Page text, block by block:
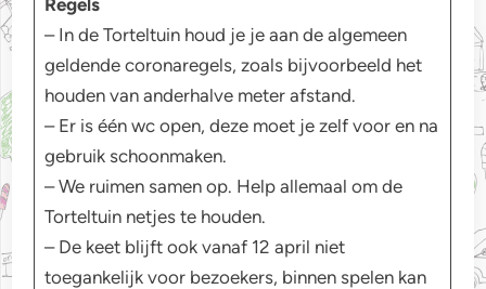
– In de Torteltuin houd je je aan de algemeen
geldende coronaregels, zoals bijvoorbeeld het
houden van anderhalve meter afstand.
– Er is één wc open, deze moet je zelf voor en na
gebruik schoonmaken.
– We ruimen samen op. Help allemaal om de
Torteltuin netjes te houden.
– De keet blijft ook vanaf 12 april niet
toegankelijk voor bezoekers, binnen spelen kan